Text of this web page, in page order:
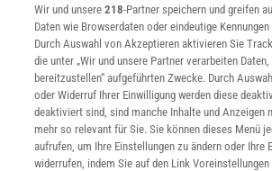
Verträge kündigen
INFO
Mediadaten
Datenschutz
Nutzungsbedingungen
Cookie-Einstellungen
Utiq verwalten
Nutzungsbasierte Onlinewerbung
Wir und unsere218-Partner speichern und greifen
Daten wie Browserdaten oder eindeutige
Durch Auswahl von Akzeptieren aktivieren Sie
die unter „Wir und unsere Partner verarbeiten
bereitzustellen“ aufgeführten Zwecke. Durch
oder Widerruf Ihrer Einwilligung werden diese
deaktiviert sind, sind manche Inhalte und Anzeigen
mehr so relevant für Sie. Sie können dieses Menü
aufrufen, um Ihre Einstellungen zu ändern oder Ihre
widerrufen, indem Sie auf den Link